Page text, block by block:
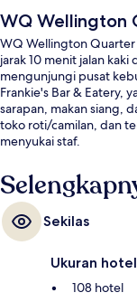
WQ Wellington
WQ Wellington Quarter
jarak 10 menit jalan
mengunjungi pusat
Frankie's Bar & Eatery,
sarapan, makan siang,
toko roti/camilan, dan
menyukai staf.
Sekilas
Ukuran hotel
108 hotel